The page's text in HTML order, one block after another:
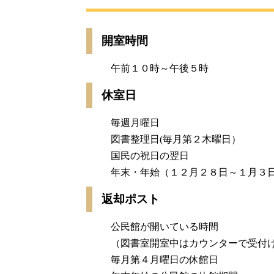
開室時間
午前１０時～午後５時
休室日
毎週月曜日
図書整理日(毎月第２木曜日）
国民の祝日の翌日
年末・年始（１２月２８日～１月３日
返却ポスト
公民館が開いている時間
（図書室開室中はカウンターで受付
毎月第４月曜日の休館日